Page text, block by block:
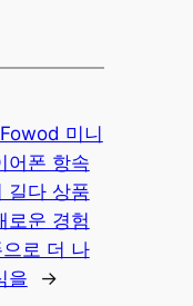
Fowod 미니
어폰 항속
길다 상품
로운 경험
로 더 나
을
→